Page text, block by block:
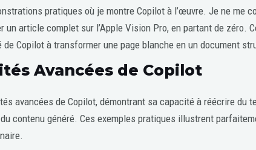
pratiques où je montre Copilot à l’œuvre. Je ne me
article complet sur l’Apple Vision Pro, en partant de zéro.
de Copilot à transformer une page blanche en un document
Avancées de Copilot
avancées de Copilot, démontrant sa capacité à réécrire du
contenu généré. Ces exemples pratiques illustrent